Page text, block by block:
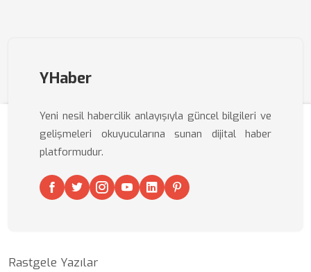
YHaber
Yeni nesil habercilik anlayışıyla güncel bilgileri ve
gelişmeleri okuyucularına sunan dijital haber
platformudur.
Rastgele Yazılar